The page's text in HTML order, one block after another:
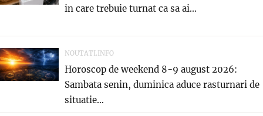
in care trebuie turnat ca sa ai...
NOUTATI.INFO
Horoscop de weekend 8-9 august 2026:
Sambata senin, duminica aduce rasturnari de
situatie…